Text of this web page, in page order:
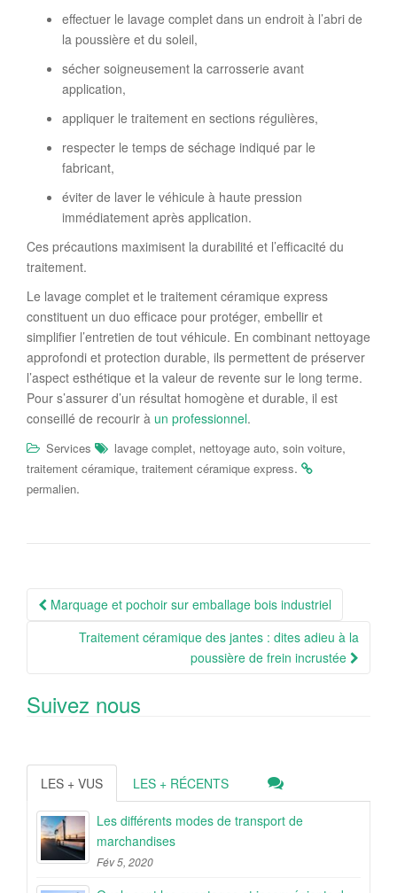
effectuer le lavage complet dans un endroit à l’abri de
la poussière et du soleil,
sécher soigneusement la carrosserie avant
application,
appliquer le traitement en sections régulières,
respecter le temps de séchage indiqué par le
fabricant,
éviter de laver le véhicule à haute pression
immédiatement après application.
Ces précautions maximisent la durabilité et l’efficacité du
traitement.
Le lavage complet et le traitement céramique express
constituent un duo efficace pour protéger, embellir et
simplifier l’entretien de tout véhicule. En combinant nettoyage
approfondi et protection durable, ils permettent de préserver
l’aspect esthétique et la valeur de revente sur le long terme.
Pour s’assurer d’un résultat homogène et durable, il est
conseillé de recourir à un professionnel.
Services lavage complet, nettoyage auto, soin voiture,
traitement céramique, traitement céramique express.
permalien.
Navigation
Article
Marquage et pochoir sur emballage bois industriel
Traitement céramique des jantes : dites adieu à la
poussière de frein incrustée
Suivez nous
LES + VUS LES + RÉCENTS
Les différents modes de transport de
marchandises
Fév 5, 2020